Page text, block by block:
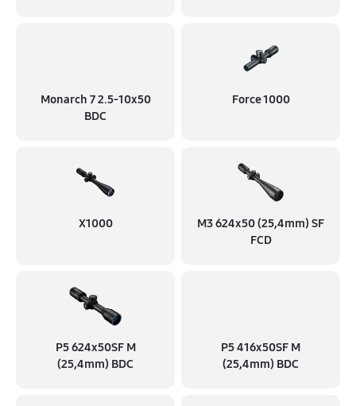
Monarch 7 2.5-10x50
BDC
Force 1000
X1000
M3 624x50 (25,4mm) SF
FCD
P5 624x50SF M
(25,4mm) BDC
P5 416x50SF M
(25,4mm) BDC